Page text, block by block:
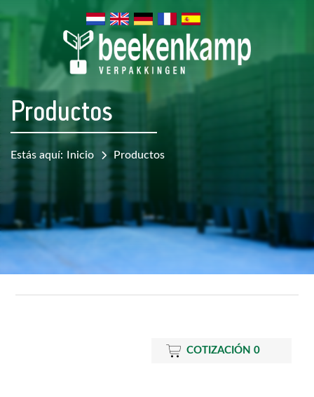
Productos
Estás aquí: Inicio Productos
COTIZACIÓN 0